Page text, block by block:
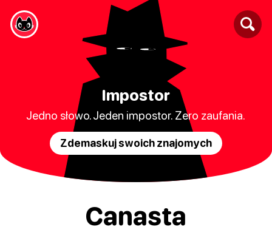
Impostor
Jedno słowo. Jeden impostor. Zero zaufania.
Zdemaskuj swoich znajomych
Canasta